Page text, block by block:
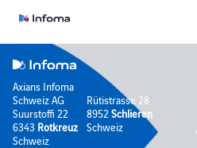
Axians Infoma
Schweiz AG
Suurstoffi 22
6343 Rotkreuz
Schweiz
Rütistrasse 28
8952Schlieren
Schweiz